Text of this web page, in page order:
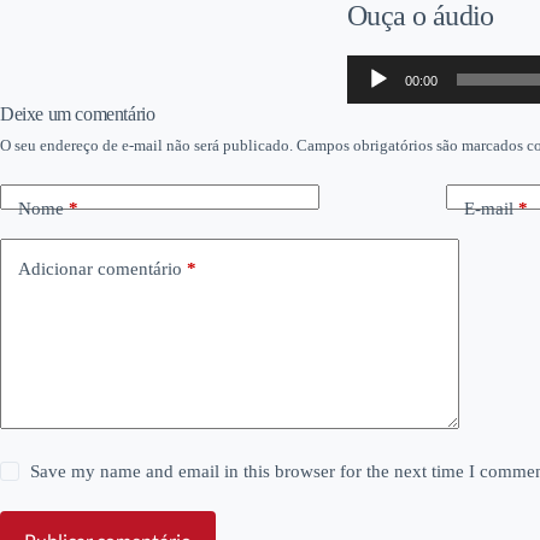
Ouça o áudio
Tocador
áudio
00:00
Deixe um comentário
O seu endereço de e-mail não será publicado. Campos obrigatórios são marcados
Nome* E-mail*
Adicionar comentário *
Save my name and email in this browser for the next time I